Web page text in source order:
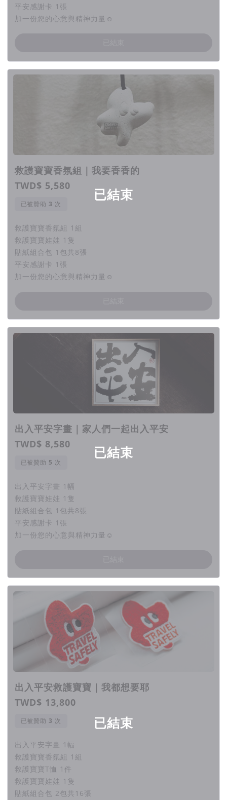
集資計畫的一份子
消費者為了滿足「自我價值實現」而行動，會主動支援
並參加自己有共鳴且有好感的品牌活動
對願景及夢想的實現做出貢獻，消費者最後會想要用什
出入平安也一直再思考並尋找答案，相信出入平安會再
出入平安公益集資計畫 | 目前為止遇到最困難的點
「 孤獨感 」
出入平安品牌的背後並沒有一個強大的團隊也沒有品牌
經理人，只有單純的一家四口
不論在設計和活動行銷的腦力輸出及計畫的所有構想
與找製作回饋商品的廠商接洽及尋求可以的曝光機會
但今天還是讓大家在這看見出入平安！
很多人以為出入平安只是在賣貼紙，但貼紙背後其實是
療癒與祝福都會是一種力量，出入平安是一句通俗語也
即使曾經與現在出入平安不被看好，想必大家都有類似
的經驗，但這一切終將成為過程
出入平安不是基金會所以無法勸募
出入平安希望想透過公益集資計畫做愛心的大家，拿到
的回饋品是有價值有意義的
在製作高品質商品的成本相對也高，出入平安盡可能在
品牌有持續成長及學習的空間
即使知道可能會虧錢或有很多不同的聲音，出入平安還
是想完成這件特別有意義的事
出入平安盡最大的努力把這件事情做好，並且讓大家可
以快樂的參與其中！
▲ 2024.09.07 ｜ 發公益集資計畫貼紙活動 / 第一站 - 台北
▲ 2024.09.15 ｜ 發公益集資計畫貼紙活動 / 第二站 - 台中
2024年9月-11月 出入平安公益集資計畫｜活動排
程
▧邀請大家一同參與上街贈送貼紙｜
9月｜邀請想一起出力幫忙的朋友們一起在北中南部發車
平安感謝卡 1張
加一份您的心意與精神力量☺︎
已結束
救護寶寶香氛組｜我要香香的
TWD$ 5,580
已被贊助 次
救護寶寶香氛組 1組
救護寶寶娃娃 1隻
貼紙組合包 1包共8張
平安感謝卡 1張
加一份您的心意與精神力量☺︎
已結束
出入平安字畫｜家人們一起出入平安
TWD$ 8,580
已被贊助 次
出入平安字畫 1幅
救護寶寶娃娃 1隻
貼紙組合包 1包共8張
平安感謝卡 1張
加一份您的心意與精神力量☺︎
已結束
出入平安救護寶寶｜我都想要耶
TWD$ 13,800
已被贊助 次
出入平安字畫 1幅
救護寶寶香氛組 1組
救護寶寶T恤 1件
救護寶寶娃娃 1隻
貼紙組合包 2包共16張